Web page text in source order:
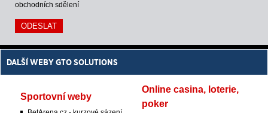
obchodních sdělení
DALŠÍ WEBY GTO SOLUTIONS
Sportovní weby
Online casina, loterie,
poker